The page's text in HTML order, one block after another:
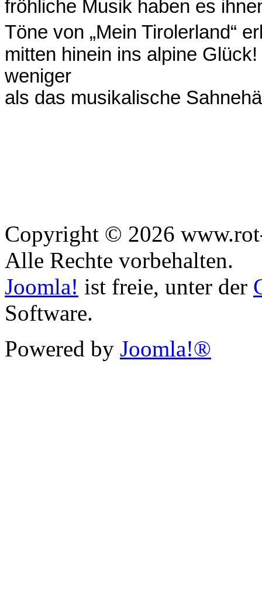
fröhliche Musik haben es
Töne von „Mein Tirolerland“
mitten hinein ins alpine
weniger
als das musikalische
Copyright © 2026
Alle Rechte vorbehalten.
Joomla! ist freie, unter der
Software.
Powered by Joomla!®